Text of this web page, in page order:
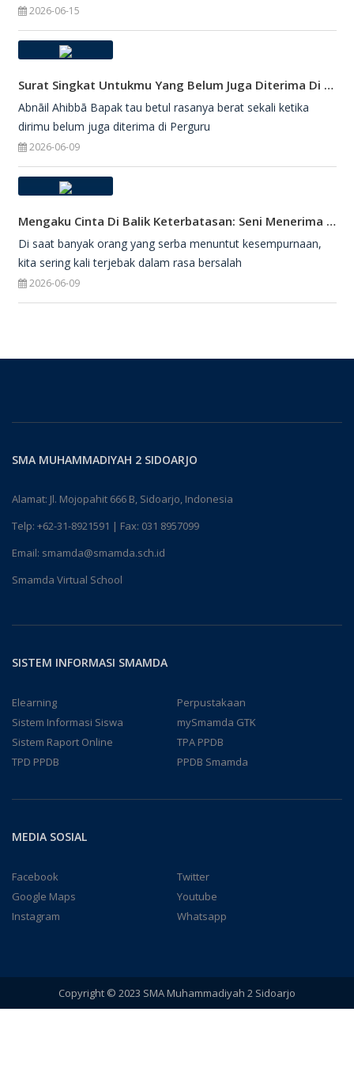
2026-06-15
Surat Singkat Untukmu Yang Belum Juga Diterima Di Perguruan Tinggi
Abnāil Ahibbā Bapak tau betul rasanya berat sekali ketika
dirimu belum juga diterima di Perguru
2026-06-09
Mengaku Cinta Di Balik Keterbatasan: Seni Menerima Diri Di Hadapan Ilahi
Di saat banyak orang yang serba menuntut kesempurnaan,
kita sering kali terjebak dalam rasa bersalah
2026-06-09
SMA MUHAMMADIYAH 2 SIDOARJO
Alamat: Jl. Mojopahit 666 B, Sidoarjo, Indonesia
Telp: +62-31-8921591 | Fax: 031 8957099
Email: smamda@smamda.sch.id
Smamda Virtual School
SISTEM INFORMASI SMAMDA
Elearning
Perpustakaan
Sistem Informasi Siswa
mySmamda GTK
Sistem Raport Online
TPA PPDB
TPD PPDB
PPDB Smamda
MEDIA SOSIAL
Facebook
Twitter
Google Maps
Youtube
Instagram
Whatsapp
Copyright © 2023 SMA Muhammadiyah 2 Sidoarjo